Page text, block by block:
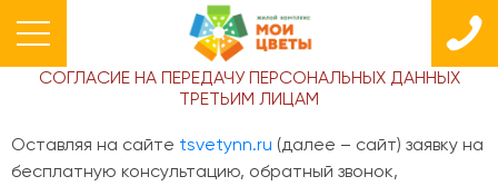
СОГЛАСИЕ НА ПЕРЕДАЧУ ПЕРСОНАЛЬНЫХ ДАННЫХ
ТРЕТЬИМ ЛИЦАМ
Оставляя на сайте tsvetynn.ru (далее – сайт) заявку на
бесплатную консультацию, обратный звонок,